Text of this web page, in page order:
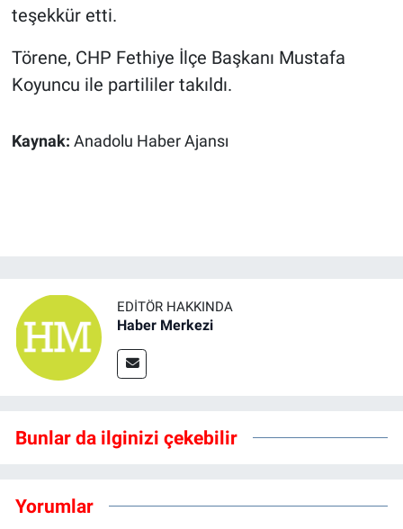
teşekkür etti.
Törene, CHP Fethiye İlçe Başkanı Mustafa
Koyuncu ile partililer takıldı.
Kaynak: Anadolu Haber Ajansı
EDITÖR HAKKINDA
Haber Merkezi
Bunlar da ilginizi çekebilir
Yorumlar